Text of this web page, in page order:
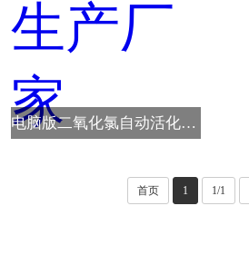
电脑版二氧化氯自动活化加药器，科净牌，二氧化氯生产厂家
首页 1 1/1